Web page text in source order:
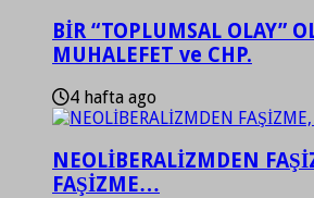
BİR “TOPLUMSAL OLAY”
MUHALEFET ve CHP.
4 hafta ago
NEOLİBERALİZMDEN
FAŞİZME…